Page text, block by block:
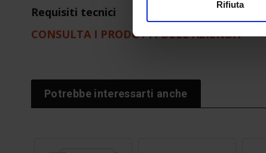
Rifiuta
Requisiti tecnici
CONSULTA I PRODOTTI DELL'AZIENDA
Potrebbe interessarti anche